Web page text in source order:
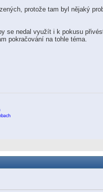
protože tam byl nějaký
se nedal využít i k pokusu
pokračování na tohle téma.